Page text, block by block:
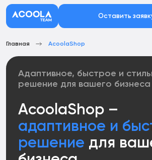
Оставить
Главная AcoolaShop
Адаптивное, быстрое и
решение для вашего бизнеса
AcoolaShop –
адаптивное и
решение для